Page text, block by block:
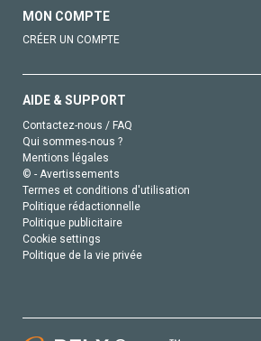
MON COMPTE
CRÉER UN COMPTE
AIDE & SUPPORT
Contactez-nous / FAQ
Qui sommes-nous ?
Mentions légales
© - Avertissements
Termes et conditions d'utilisation
Politique rédactionnelle
Politique publicitaire
Cookie settings
Politique de la vie privée